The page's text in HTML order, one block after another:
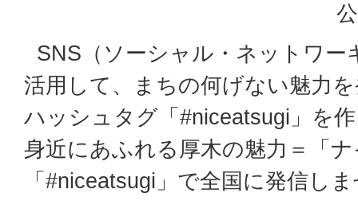
SNS（ソーシャル・ネットワー
活用して、まちの何げない魅力
ハッシュタグ「#niceatsugi」を
身近にあふれる厚木の魅力＝「
「#niceatsugi」で全国に発信し